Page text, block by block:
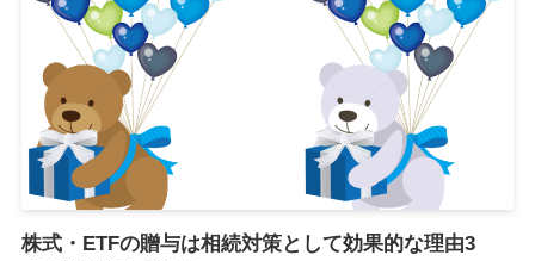
株式・ETFの贈与は相続対策として効果的な理由3